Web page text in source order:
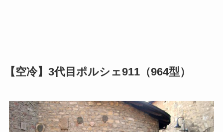
【空冷】3代目ポルシェ911（964型）